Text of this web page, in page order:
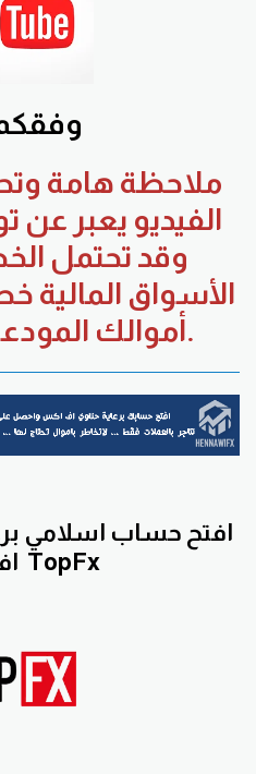
وفقكم
ملاحظة هامة
الفيديو يعبر
وقد تحتمل
الأسواق المالية
أموالك المودعة أو جزءا منها.
افتح حساب اسلامي
TopFx